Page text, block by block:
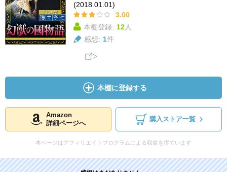
(2018.01.01)
3.00
本棚登録: 12人
感想: 1件
本棚に登録する
Amazon
詳細ページへ
購入ストア一覧
本ページはアフィリエイトプログラムによる収益を得ています